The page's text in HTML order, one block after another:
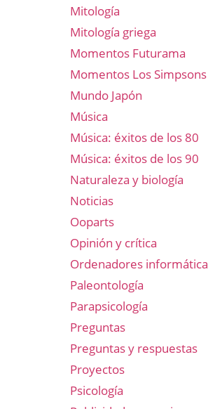
Mitología
Mitología griega
Momentos Futurama
Momentos Los Simpsons
Mundo Japón
Música
Música: éxitos de los 80
Música: éxitos de los 90
Naturaleza y biología
Noticias
Ooparts
Opinión y crítica
Ordenadores informática
Paleontología
Parapsicología
Preguntas
Preguntas y respuestas
Proyectos
Psicología